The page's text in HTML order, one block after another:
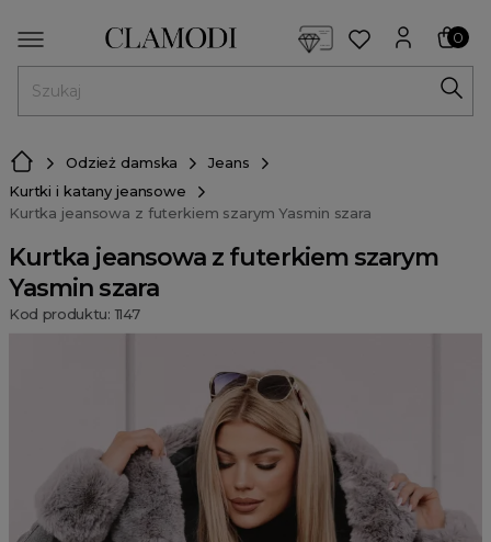
0
Odzież damska
Jeans
Kurtki i katany jeansowe
Kurtka jeansowa z futerkiem szarym Yasmin szara
Kurtka jeansowa z futerkiem szarym
Yasmin szara
Kod produktu: 1147